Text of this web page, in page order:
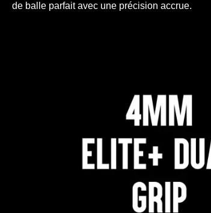
de balle parfait avec une précision accrue.